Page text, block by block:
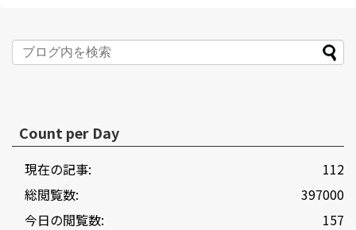
Count per Day
112
現在の記事:
397000
総閲覧数:
157
今日の閲覧数: